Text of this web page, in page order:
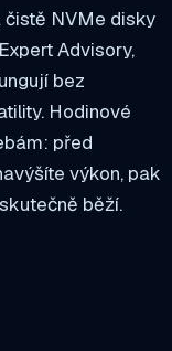
čistě NVMe disky
Advisory,
bez
Hodinové
před
výkon, pak
běží.